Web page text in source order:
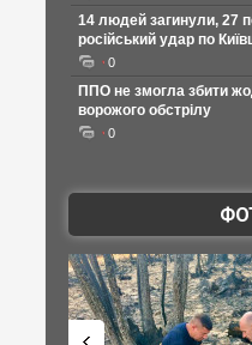
14 людей загинули, 27
російський удар по
0
ППО не змогла збити
ворожого обстрілу
0